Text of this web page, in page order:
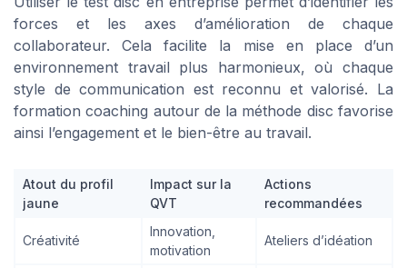
forces et les axes d’amélioration de chaque
collaborateur. Cela facilite la mise en place d’un
environnement travail plus harmonieux, où chaque
style de communication est reconnu et valorisé. La
formation coaching autour de la méthode disc favorise
ainsi l’engagement et le bien-être au travail.
Atout du profil
jaune
Impact sur la
QVT
Actions
recommandées
Créativité
Innovation,
motivation
Ateliers d’idéation